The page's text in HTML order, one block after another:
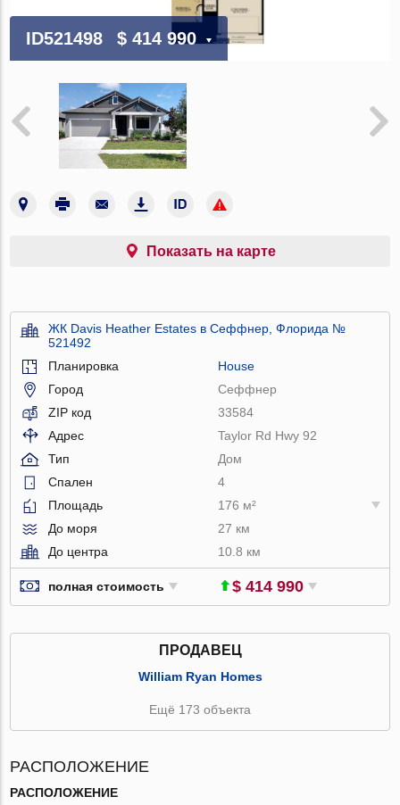
ID521498 $ 414 990
Показать на карте
ЖК Davis Heather Estates в Сеффнер, Флорида №
521492
Планировка
House
Город
Сеффнер
ZIP код
33584
Адрес
Taylor Rd Hwy 92
Тип
Дом
Спален
4
Площадь
176 м²
До моря
27 км
До центра
10.8 км
полная стоимость $ 414 990
ПРОДАВЕЦ
William Ryan Homes
Ещё 173 объекта
РАСПОЛОЖЕНИЕ
РАСПОЛОЖЕНИЕ